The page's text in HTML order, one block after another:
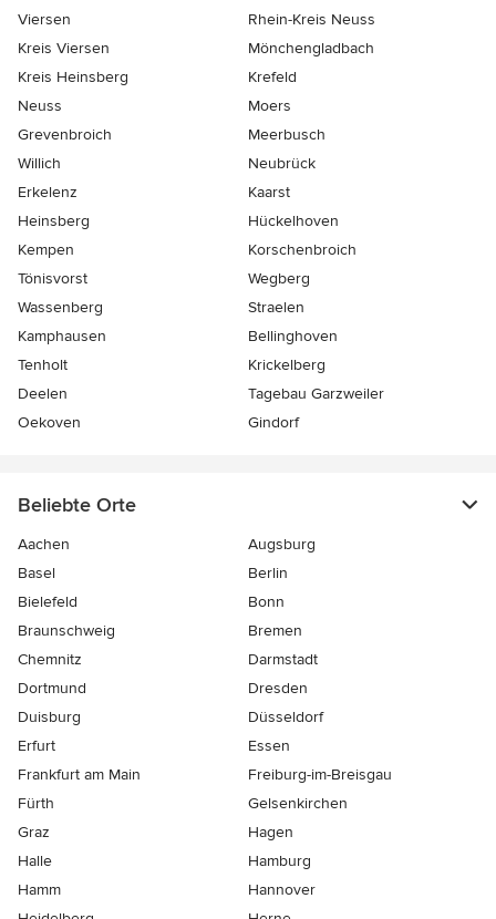
Viersen
Rhein-Kreis Neuss
Kreis Viersen
Mönchengladbach
Kreis Heinsberg
Krefeld
Neuss
Moers
Grevenbroich
Meerbusch
Willich
Neubrück
Erkelenz
Kaarst
Heinsberg
Hückelhoven
Kempen
Korschenbroich
Tönisvorst
Wegberg
Wassenberg
Straelen
Kamphausen
Bellinghoven
Tenholt
Krickelberg
Deelen
Tagebau Garzweiler
Oekoven
Gindorf
Beliebte Orte
Aachen
Augsburg
Basel
Berlin
Bielefeld
Bonn
Braunschweig
Bremen
Chemnitz
Darmstadt
Dortmund
Dresden
Duisburg
Düsseldorf
Erfurt
Essen
Frankfurt am Main
Freiburg-im-Breisgau
Fürth
Gelsenkirchen
Graz
Hagen
Halle
Hamburg
Hamm
Hannover